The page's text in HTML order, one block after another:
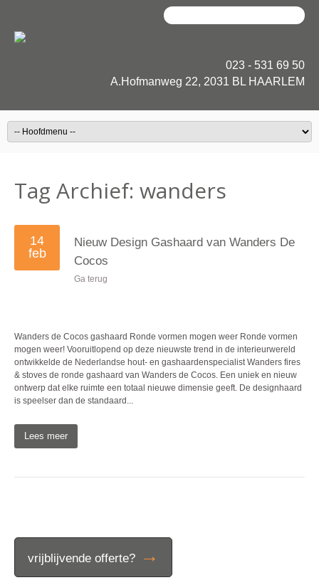
023 - 531 69 50
A.Hofmanweg 22, 2031 BL HAARLEM
Tag Archief: wanders
Nieuw Design Gashaard van Wanders De
Cocos
14
feb
Ga terug
Wanders de Cocos gashaard Ronde vormen mogen weer Ronde vormen
mogen weer! Vooruitlopend op deze nieuwste trend in de interieurwereld
ontwikkelde de Nederlandse hout- en gashaardenspecialist Wanders fires
& stoves de ronde gashaard van Wanders de Cocos. Een uniek en nieuw
ontwerp dat elke ruimte een totaal nieuwe dimensie geeft. De designhaard
is speelser dan de standaard...
Lees meer
vrijblijvende offerte? →